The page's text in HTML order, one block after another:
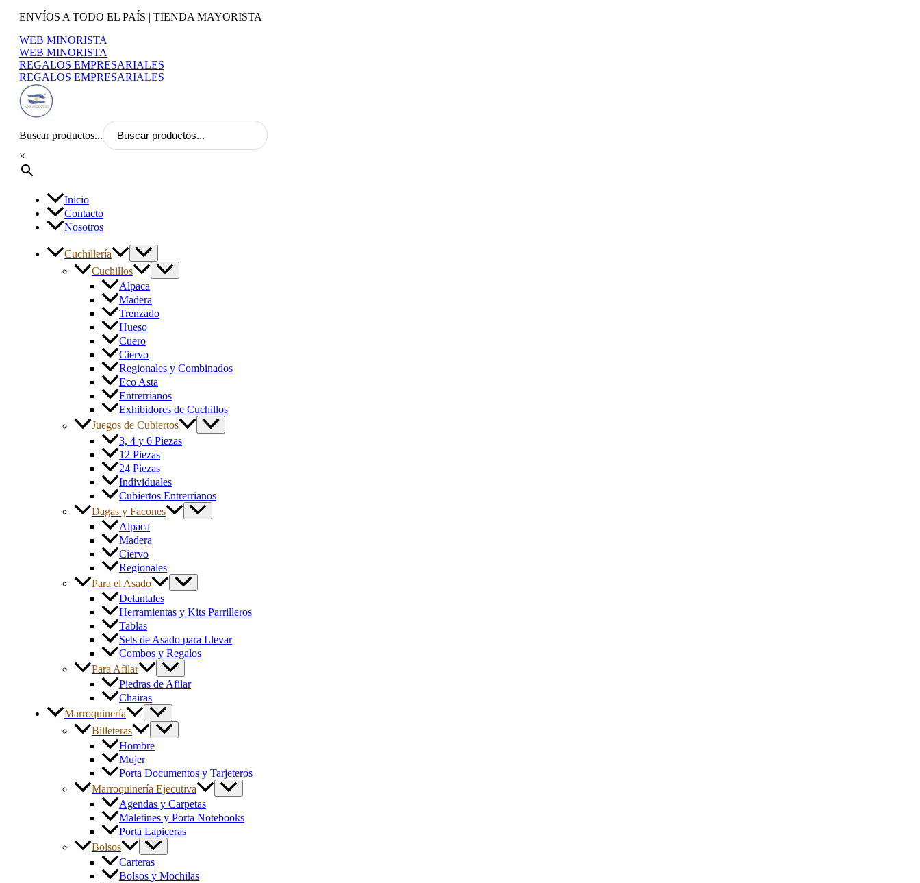
contenido
ENVÍOS A TODO EL PAÍS | TIENDA MAYORISTA
WEB MINORISTA
WEB MINORISTA
REGALOS EMPRESARIALES
REGALOS EMPRESARIALES
Buscar productos...
×
Inicio
Contacto
Nosotros
Cuchillería
Cuchillos
Alpaca
Madera
Trenzado
Hueso
Cuero
Ciervo
Regionales y Combinados
Eco Asta
Entrerrianos
Exhibidores de Cuchillos
Juegos de Cubiertos
3, 4 y 6 Piezas
12 Piezas
24 Piezas
Individuales
Cubiertos Entrerrianos
Dagas y Facones
Alpaca
Madera
Ciervo
Regionales
Para el Asado
Delantales
Herramientas y Kits Parrilleros
Tablas
Sets de Asado para Llevar
Combos y Regalos
Para Afilar
Piedras de Afilar
Chairas
Marroquinería
Billeteras
Hombre
Mujer
Porta Documentos y Tarjeteros
Marroquinería Ejecutiva
Agendas y Carpetas
Maletines y Porta Notebooks
Porta Lapiceras
Bolsos
Carteras
Bolsos y Mochilas